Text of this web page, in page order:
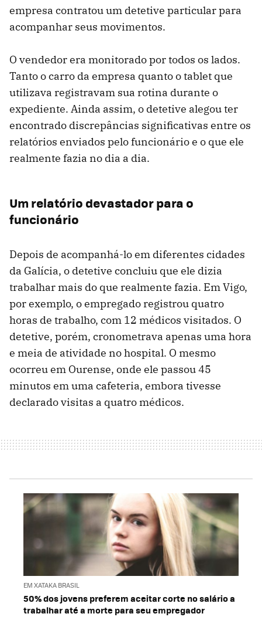
empresa contratou um detetive particular para
acompanhar seus movimentos.
O vendedor era monitorado por todos os lados.
Tanto o carro da empresa quanto o tablet que
utilizava registravam sua rotina durante o
expediente. Ainda assim, o detetive alegou ter
encontrado discrepâncias significativas entre os
relatórios enviados pelo funcionário e o que ele
realmente fazia no dia a dia.
Um relatório devastador para o
funcionário
Depois de acompanhá-lo em diferentes cidades
da Galícia, o detetive concluiu que ele dizia
trabalhar mais do que realmente fazia. Em Vigo,
por exemplo, o empregado registrou quatro
horas de trabalho, com 12 médicos visitados. O
detetive, porém, cronometrava apenas uma hora
e meia de atividade no hospital. O mesmo
ocorreu em Ourense, onde ele passou 45
minutos em uma cafeteria, embora tivesse
declarado visitas a quatro médicos.
EM XATAKA BRASIL
50% dos jovens preferem aceitar corte no salário a
trabalhar até a morte para seu empregador